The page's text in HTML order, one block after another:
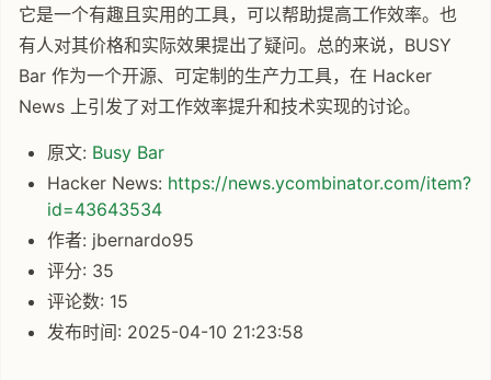
它是一个有趣且实用的工具，可以帮助提高工作效率。也
有人对其价格和实际效果提出了疑问。总的来说，BUSY
Bar 作为一个开源、可定制的生产力工具，在 Hacker
News 上引发了对工作效率提升和技术实现的讨论。
原文: Busy Bar
Hacker News: https://news.ycombinator.com/item?
id=43643534
作者: jbernardo95
评分: 35
评论数: 15
发布时间: 2025-04-10 21:23:58